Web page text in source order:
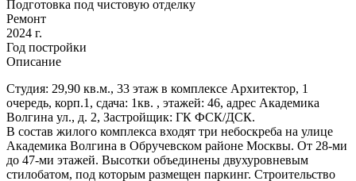
Подготовка под чистовую отделку
Ремонт
2024 г.
Год постройки
Описание
Студия: 29,90 кв.м., 33 этаж в комплексе Архитектор, 1
очередь, корп.1, сдача: 1кв. , этажей: 46, адрес Академика
Волгина ул., д. 2, Застройщик: ГК ФСК/ДСК.
В состав жилого комплекса входят три небоскреба на улице
Академика Волгина в Обручевском районе Москвы. От 28-ми
до 47-ми этажей. Высотки объединены двухуровневым
стилобатом, под которым размещен паркинг. Строительство